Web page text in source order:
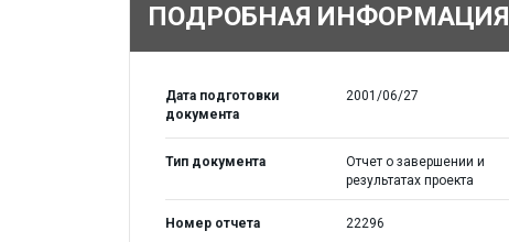
ПОДРОБНАЯ ИНФОРМАЦИЯ
Дата подготовки
документа
2001/06/27
Тип документа
Отчет о завершении и
результатах проекта
Номер отчета 22296